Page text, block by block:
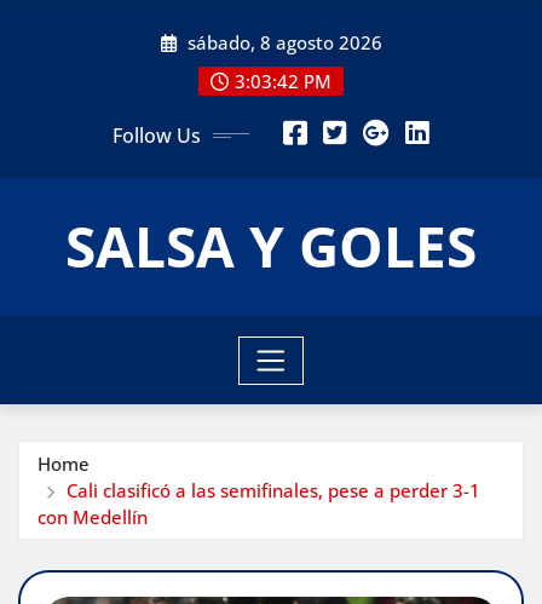
sábado, 8 agosto 2026
3:03:43 PM
Follow Us
SALSA Y GOLES
Home
Cali clasificó a las semifinales, pese a perder 3-1
con Medellín